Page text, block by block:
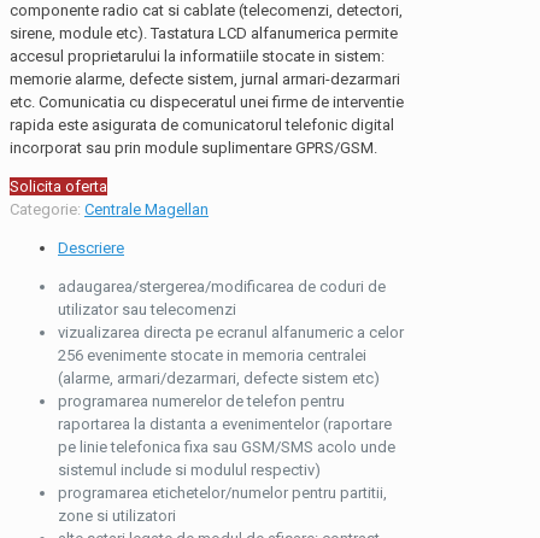
componente radio cat si cablate (telecomenzi, detectori,
sirene, module etc). Tastatura LCD alfanumerica permite
accesul proprietarului la informatiile stocate in sistem:
memorie alarme, defecte sistem, jurnal armari-dezarmari
etc. Comunicatia cu dispeceratul unei firme de interventie
rapida este asigurata de comunicatorul telefonic digital
incorporat sau prin module suplimentare GPRS/GSM.
Solicita oferta
Categorie: Centrale Magellan
Descriere
adaugarea/stergerea/modificarea de coduri de
utilizator sau telecomenzi
vizualizarea directa pe ecranul alfanumeric a celor
256 evenimente stocate in memoria centralei
(alarme, armari/dezarmari, defecte sistem etc)
programarea numerelor de telefon pentru
raportarea la distanta a evenimentelor (raportare
pe linie telefonica fixa sau GSM/SMS acolo unde
sistemul include si modulul respectiv)
programarea etichetelor/numelor pentru partitii,
zone si utilizatori